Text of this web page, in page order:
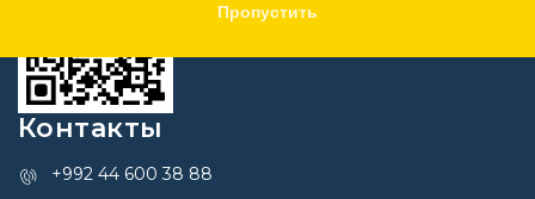
Пропустить
Контакты
+992 44 600 38 88